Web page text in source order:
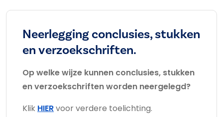
Neerlegging conclusies, stukken
en verzoekschriften.
Op welke wijze kunnen conclusies, stukken
en verzoekschriften worden neergelegd?
Klik HIERvoor verdere toelichting.